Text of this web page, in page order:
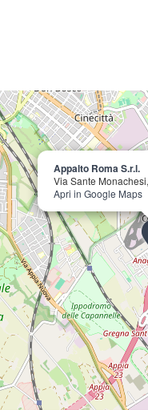
Appalto Roma S.r.l.
Via Sante
Apri in Google Maps